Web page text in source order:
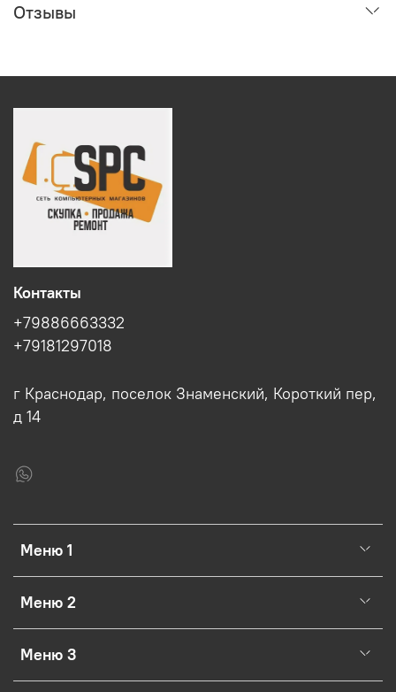
Отзывы
Меню 1
Меню 2
Меню 3
Контакты
+79886663332
+79181297018
г Краснодар, поселок Знаменский, Короткий пер,
д 14